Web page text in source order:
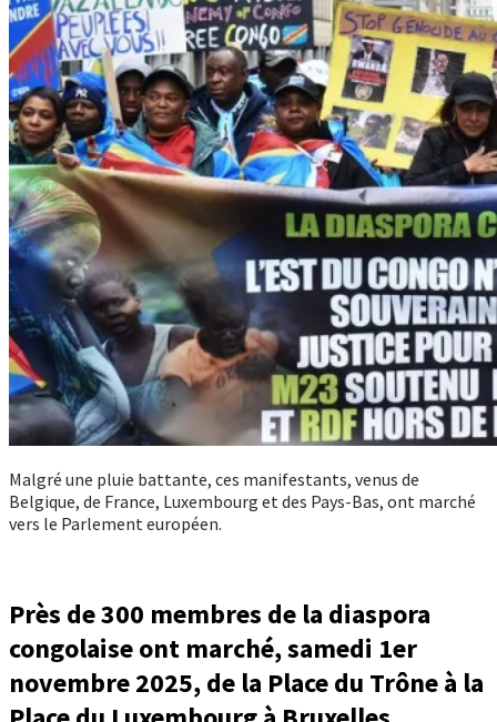
Malgré une pluie battante, ces manifestants, venus de
Belgique, de France, Luxembourg et des Pays-Bas, ont marché
vers le Parlement européen.
Près de 300 membres de la diaspora
congolaise ont marché, samedi 1er
novembre 2025, de la Place du Trône à la